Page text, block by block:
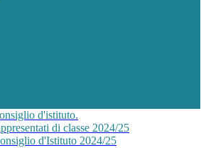
d'istituto.
di classe 2024/25
d'Istituto 2024/25